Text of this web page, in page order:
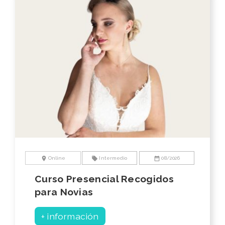
location_on Online local_offer Intermedio date_range 08/2026
Curso Presencial Recogidos
para Novias
+ información